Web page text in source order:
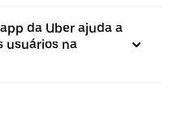
da Uber ajuda a
usuários na